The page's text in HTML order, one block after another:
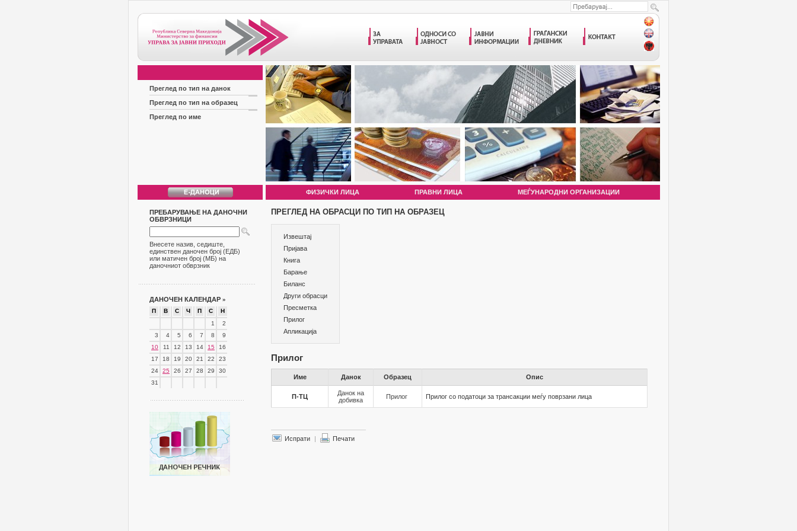
Преглед по тип на данок
Преглед по тип на образец
Преглед по име
ФИЗИЧКИ ЛИЦА ПРАВНИ ЛИЦА МЕЃУНАРОДНИ ОРГАНИЗАЦИИ
ПРЕБАРУВАЊЕ НА ДАНОЧНИ
ОБВРЗНИЦИ
Внесете назив, седиште,
единствен даночен број (ЕДБ)
или матичен број (МБ) на
даночниот обврзник
ДАНОЧЕН КАЛЕНДАР »
П В С Ч П С
Н
1
2
3
4 5 6 7 8
9
10
11 12 13 14 15
16
17
18 19 20 21 22
23
24
25 26 27 28 29
30
31
ПРЕГЛЕД НА ОБРАСЦИ ПО ТИП НА ОБРАЗЕЦ
Извештај
Пријава
Книга
Барање
Биланс
Други обрасци
Пресметка
Прилог
Апликација
Прилог
Име Данок Образец Опис
П-ТЦ
Данок на
добивка
Прилог Прилог со податоци за трансакции меѓу поврзани лица
Испрати | Печати